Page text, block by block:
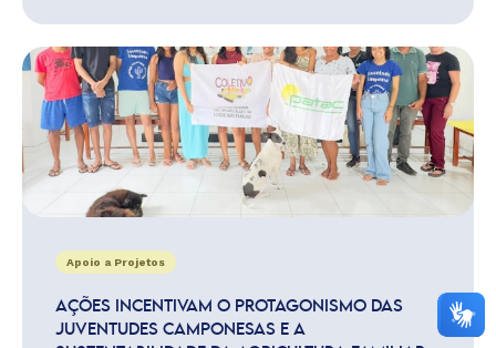
Apoio a Projetos
AÇÕES INCENTIVAM O PROTAGONISMO DAS
JUVENTUDES CAMPONESAS E A